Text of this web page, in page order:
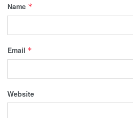
Name *
Email *
Website